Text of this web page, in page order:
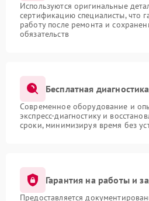
Используются оригинальные
сертификацию специалисты, что
работу после ремонта и
обязательств
Бесплатная
Современное оборудование и
экспресс-диагностику и
сроки, минимизируя время без
Гарантия на работы и
Предоставляется